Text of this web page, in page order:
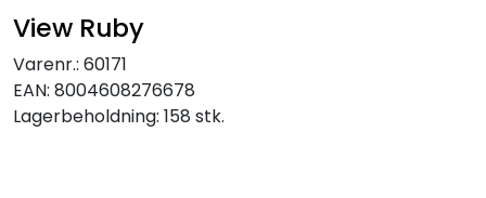
View Ruby
Varenr.: 60171
EAN: 8004608276678
Lagerbeholdning: 158 stk.